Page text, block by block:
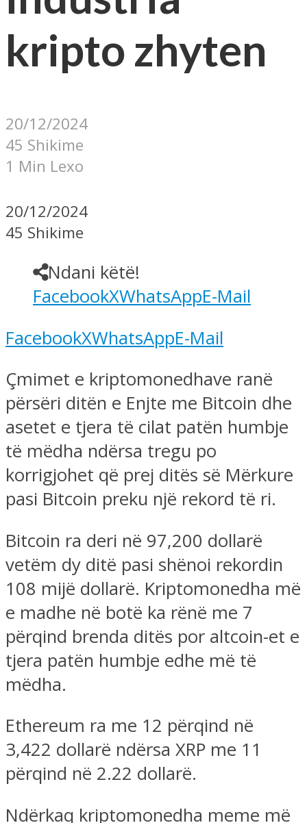
kripto zhyten
20/12/2024
45 Shikime
1 Min Lexo
20/12/2024
45 Shikime
Ndani këtë!
FacebookXWhatsAppE-Mail
FacebookXWhatsAppE-Mail
Çmimet e kriptomonedhave ranë
përsëri ditën e Enjte me Bitcoin dhe
asetet e tjera të cilat patën humbje
të mëdha ndërsa tregu po
korrigjohet që prej ditës së Mërkure
pasi Bitcoin preku një rekord të ri.
Bitcoin ra deri në 97,200 dollarë
vetëm dy ditë pasi shënoi rekordin
108 mijë dollarë. Kriptomonedha më
e madhe në botë ka rënë me 7
përqind brenda ditës por altcoin-et e
tjera patën humbje edhe më të
mëdha.
Ethereum ra me 12 përqind në
3,422 dollarë ndërsa XRP me 11
përqind në 2.22 dollarë.
Ndërkaq kriptomonedha meme më